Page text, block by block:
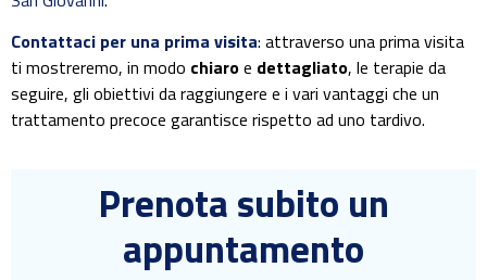
Contattaci per una prima visita: attraverso una prima visita
ti mostreremo, in modo chiaroe dettagliato, le terapie da
seguire, gli obiettivi da raggiungere e i vari vantaggi che un
trattamento precoce garantisce rispetto ad uno tardivo.
Prenota subito un
appuntamento